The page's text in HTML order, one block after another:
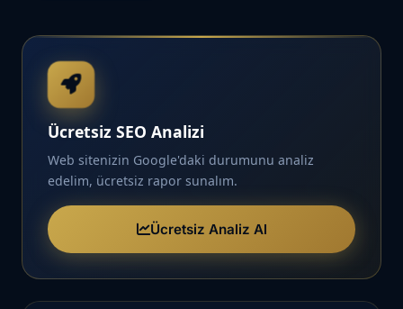
Ücretsiz SEO Analizi
Web sitenizin Google'daki durumunu analiz
edelim, ücretsiz rapor sunalım.
Ücretsiz Analiz Al